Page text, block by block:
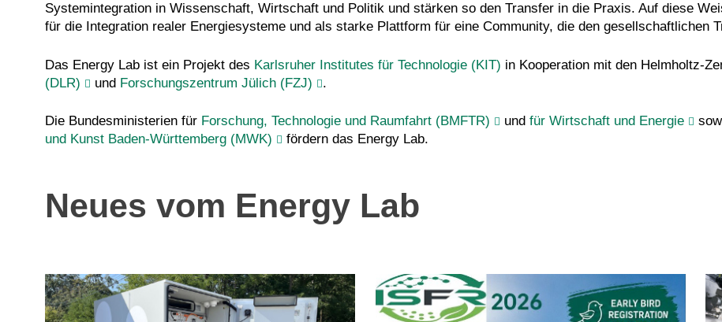
Systemintegration in Wissenschaft, Wirtschaft und Politik und stärken so den Transfer in die Praxis. Auf diese
für die Integration realer Energiesysteme und als starke Plattform für eine Community, die den gesellschaftlichen
Das Energy Lab ist ein Projekt des Karlsruher Institutes für Technologie (KIT) in Kooperation mit den Helmholtz-
(DLR)
und Forschungszentrum Jülich (FZJ) .
Die Bundesministerien für Forschung, Technologie und Raumfahrt (BMFTR) und für Wirtschaft und Energie
und Kunst Baden-Württemberg (MWK)
fördern das Energy Lab.
Neues vom Energy Lab